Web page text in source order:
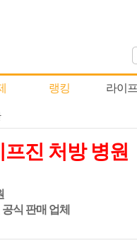
랭킹 라이프
진 처방 병원
식 판매 업체